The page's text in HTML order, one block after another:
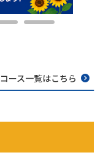
コース一覧はこちら